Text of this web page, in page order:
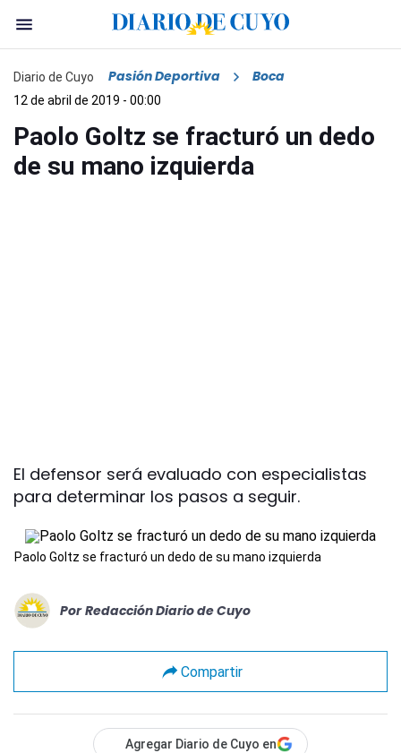
Diario de Cuyo Pasión Deportiva Boca
12 de abril de 2019 - 00:00
Paolo Goltz se fracturó un dedo
de su mano izquierda
El defensor será evaluado con especialistas
para determinar los pasos a seguir.
Paolo Goltz se fracturó un dedo de su mano izquierda
Por Redacción Diario de Cuyo
Compartir
Agregar Diario de Cuyo en